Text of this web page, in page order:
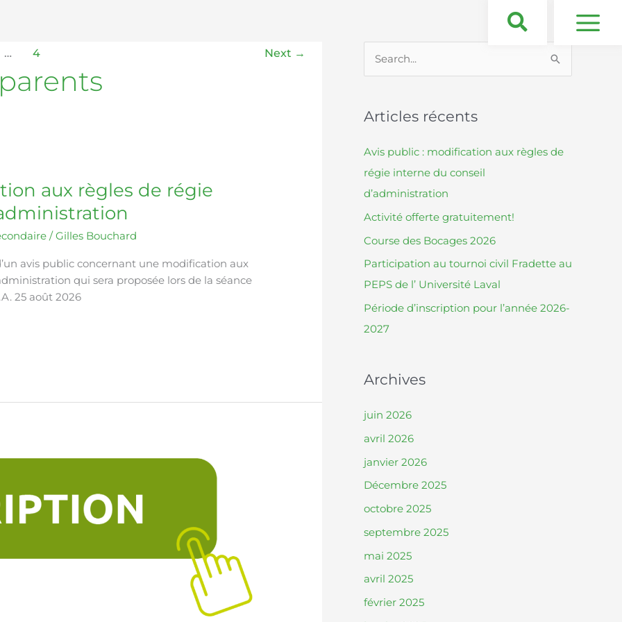
aux règles de régie
/Gilles Bouchard
avis public concernant une modification aux
qui sera proposée lors de la séance
25 août 2026
… 4 Next →
r
c
Articles récents
Avis public : modification aux règles de
régie interne du conseil
d’administration
Activité offerte gratuitement!
Course des Bocages 2026
Participation au tournoi civil Fradette au
PEPS de l’ Université Laval
Période d’inscription pour l’année 2026-
2027
Archives
juin 2026
avril 2026
janvier 2026
Décembre 2025
octobre 2025
septembre 2025
mai 2025
avril 2025
février 2025